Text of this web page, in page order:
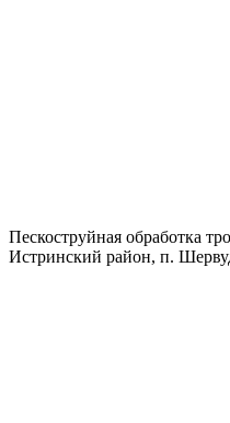
Пескоструйная обработка
Истринский район, п.